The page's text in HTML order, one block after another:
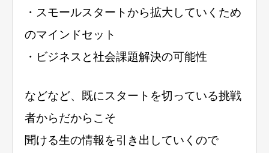
・スモールスタートから拡大していくため
のマインドセット
・ビジネスと社会課題解決の可能性
などなど、既にスタートを切っている挑戦
者からだからこそ
聞ける生の情報を引き出していくので